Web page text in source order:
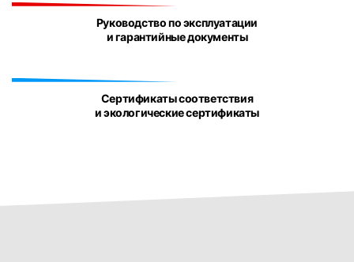
Руководство по эксплуатации
и гарантийные документы
Сертификаты соответствия
и экологические сертификаты